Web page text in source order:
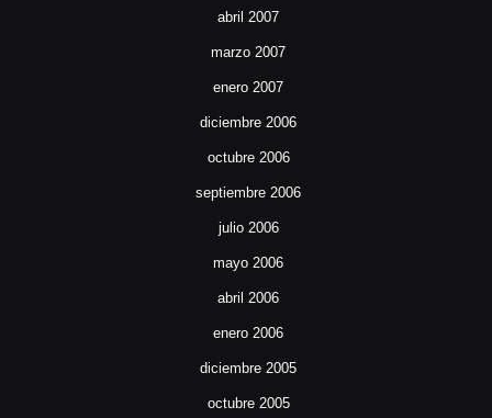
abril 2007
marzo 2007
enero 2007
diciembre 2006
octubre 2006
septiembre 2006
julio 2006
mayo 2006
abril 2006
enero 2006
diciembre 2005
octubre 2005